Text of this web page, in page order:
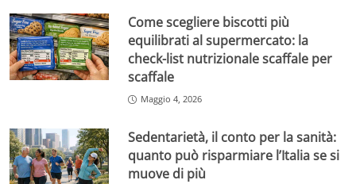
Come scegliere biscotti più
equilibrati al supermercato: la
check-list nutrizionale scaffale per
scaffale
Maggio 4, 2026
Sedentarietà, il conto per la sanità:
quanto può risparmiare l’Italia se si
muove di più